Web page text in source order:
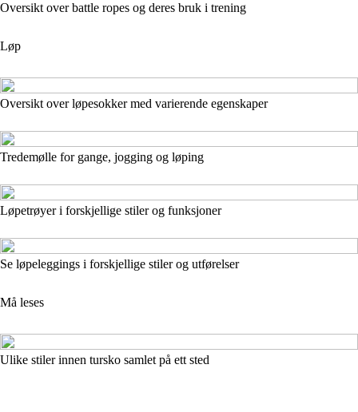
Oversikt over battle ropes og deres bruk i trening
Løp
Oversikt over løpesokker med varierende egenskaper
Tredemølle for gange, jogging og løping
Løpetrøyer i forskjellige stiler og funksjoner
Se løpeleggings i forskjellige stiler og utførelser
Må leses
Ulike stiler innen tursko samlet på ett sted